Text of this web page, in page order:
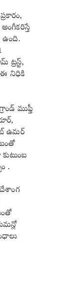
ఉంది.
ట్రస్ట్,
ఈ నిధికి
ముఫ్తీ
ఉమర్
.